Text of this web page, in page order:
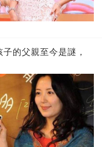
的父親至今是謎，